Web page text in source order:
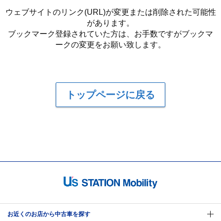
ウェブサイトのリンク(URL)が変更または削除された可能性
があります。
ブックマーク登録されていた方は、お手数ですがブックマ
ークの変更をお願い致します。
トップページに戻る
お近くのお店から中古車を探す